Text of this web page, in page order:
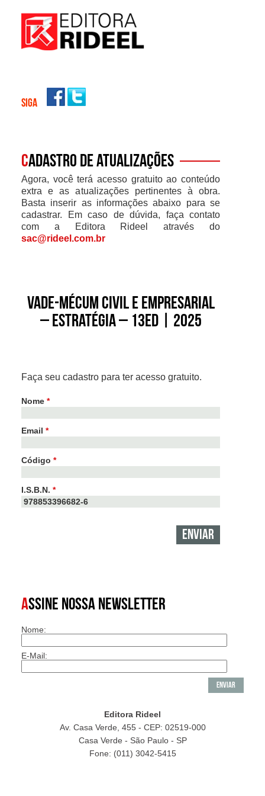
SIGA
Cadastro de atualizações
Agora, você terá acesso gratuito ao conteúdo
extra e as atualizações pertinentes à obra.
Basta inserir as informações abaixo para se
cadastrar. Em caso de dúvida, faça contato
com a Editora Rideel através do
sac@rideel.com.br
Vade-mécum Civil e Empresarial
– Estratégia – 13ed | 2025
Faça seu cadastro para ter acesso gratuito.
Nome *
Email *
Código *
I.S.B.N. *
ASSINE NOSSA NEWSLETTER
Nome:
E-Mail:
Editora Rideel
Av. Casa Verde, 455 - CEP: 02519-000
Casa Verde - São Paulo - SP
Fone: (011) 3042-5415